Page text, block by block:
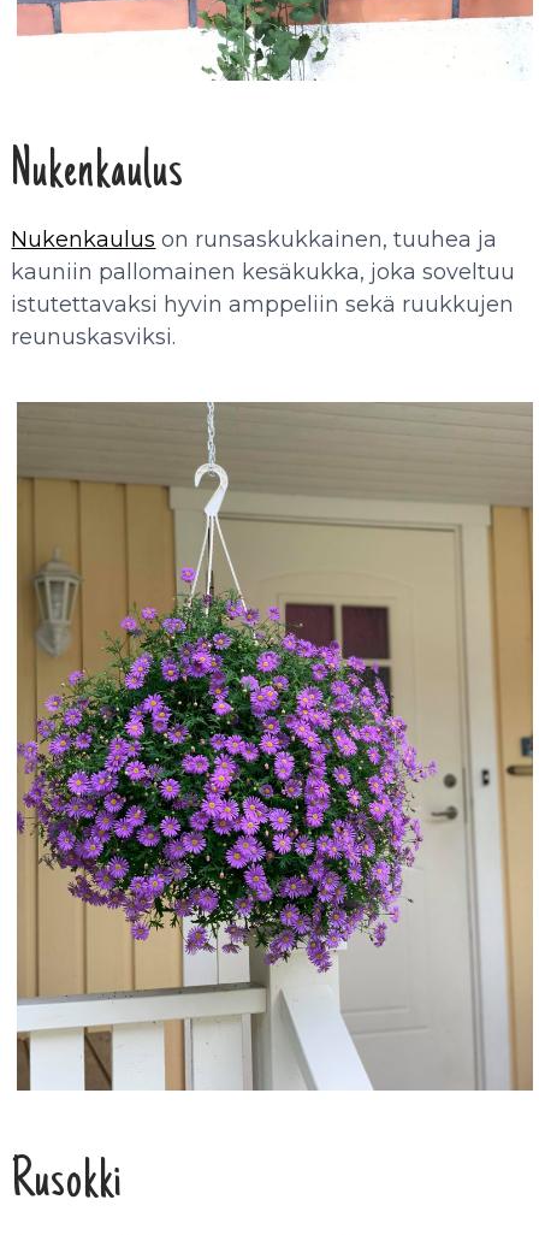
Nukenkaulus
Nukenkaulus on runsaskukkainen, tuuhea ja
kauniin pallomainen kesäkukka, joka soveltuu
istutettavaksi hyvin amppeliin sekä ruukkujen
reunuskasviksi.
Rusokki